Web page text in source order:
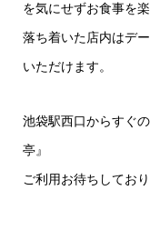
を気にせずお食事を
落ち着いた店内はデ
いただけます。
池袋駅西口からすぐ
亭』
ご利用お待ちしており